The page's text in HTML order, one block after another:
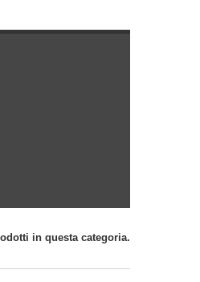
in questa categoria.